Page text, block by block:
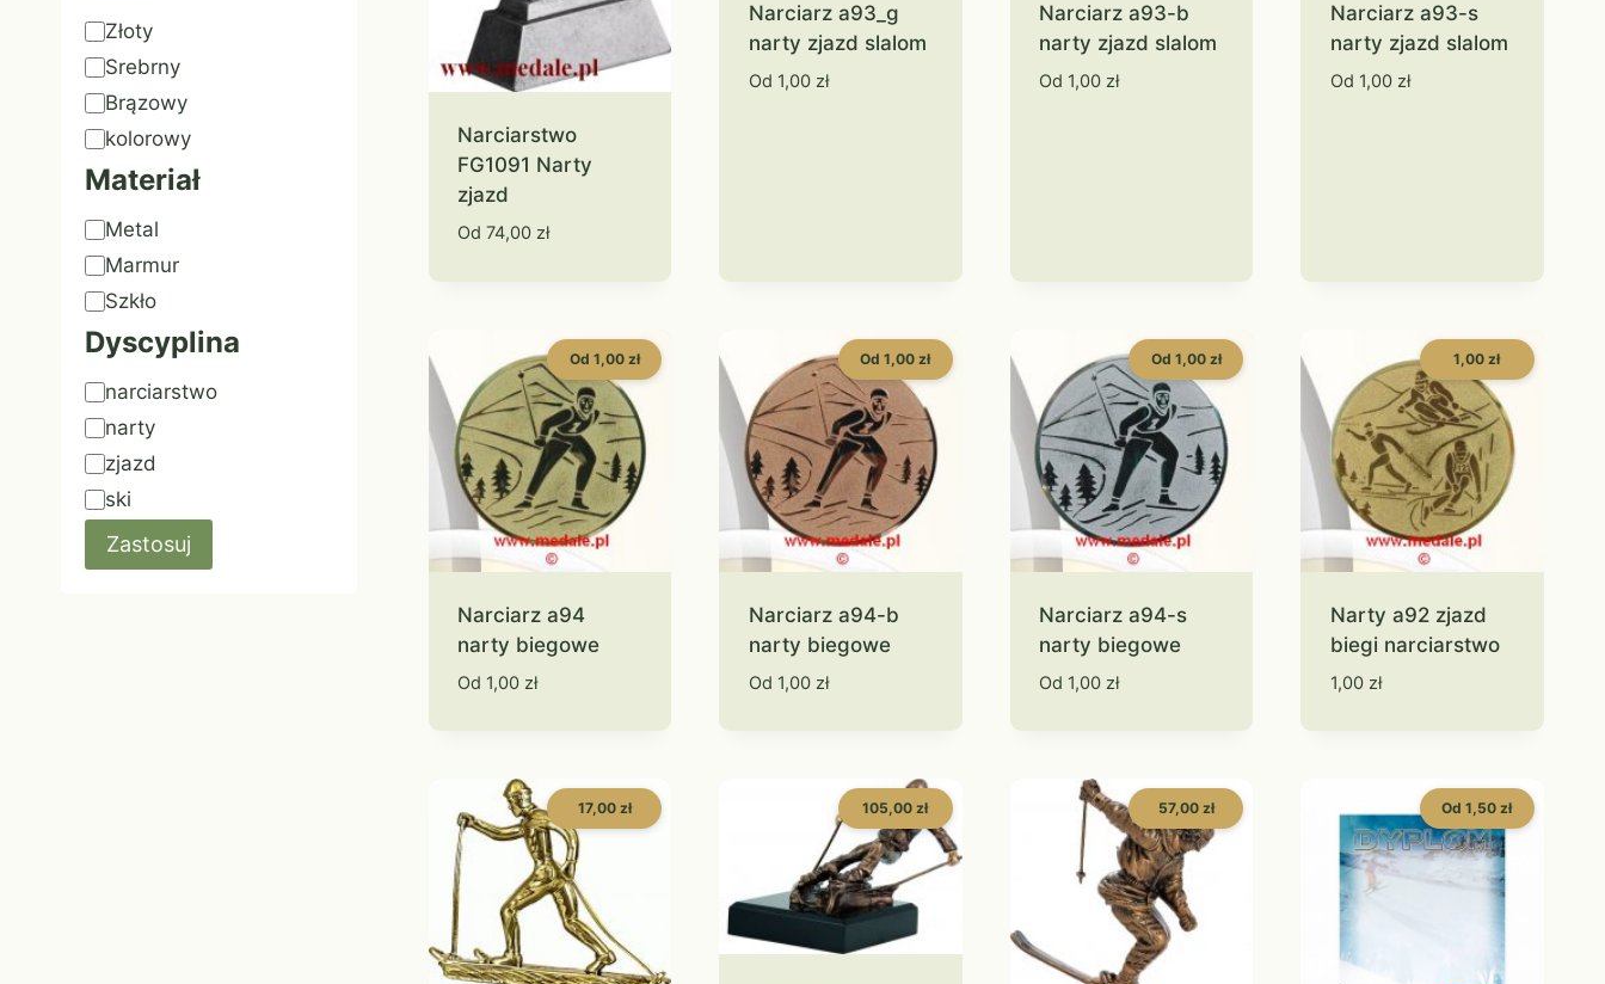
Narciarstwo
FG1091 Narty
zjazd
Od74,00zł
Narciarz a93_g
narty zjazd slalom
Od 1,00 zł
Narciarz a93-b
narty zjazd slalom
Od 1,00zł
Narciarz a93-s
narty zjazd slalom
Od 1,00 zł
Od 1,00 zł
Narciarz a94
narty biegowe
Od 1,00zł
Od 1,00 zł
Narciarz a94-b
narty biegowe
Od 1,00 zł
Od 1,00 zł
Narciarz a94-s
narty biegowe
Od 1,00zł
1,00 zł
Narty a92 zjazd
biegi narciarstwo
1,00 zł
17,00 zł 105,00 zł 57,00 zł Od 1,50 zł
Kolor
Złoty
Srebrny
Brązowy
kolorowy
Materiał
Materiał
Metal
Marmur
Szkło
Dyscyplina
Znacznik
narciarstwo
narty
zjazd
ski
Zastosuj